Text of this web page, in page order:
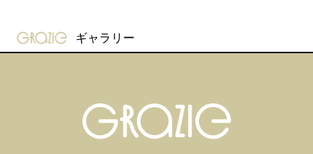
gravure-grazie
ギャラリー